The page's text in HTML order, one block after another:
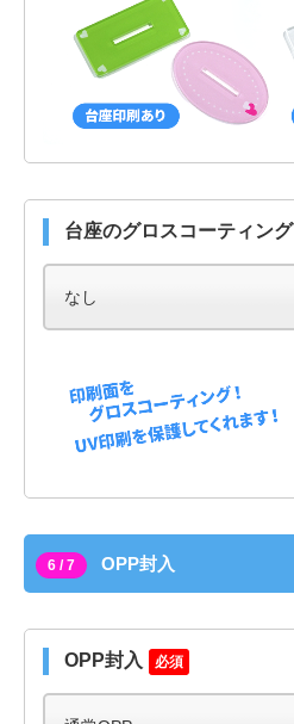
台座のグロスコーティング
6 / 7 OPP封入
OPP封入 必須